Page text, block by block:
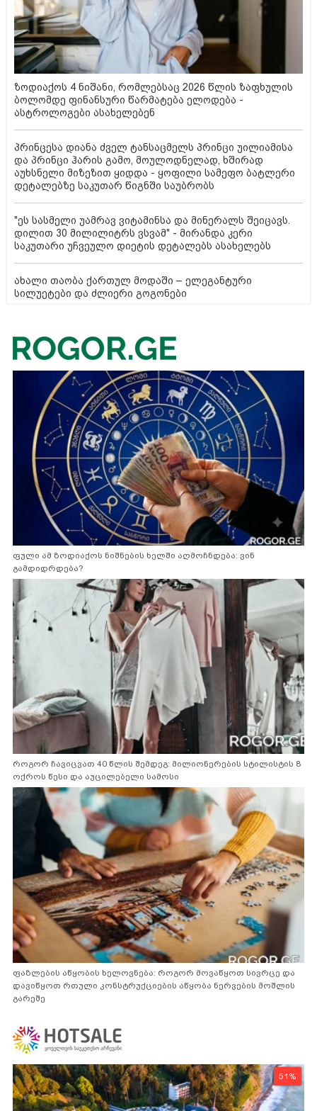
ზოდიაქოს 4 ნიშანი, რომლებსაც 2026 წლის ზაფხულის
ბოლომდე ფინანსური წარმატება ელოდება -
ასტროლოგები ასახელებენ
პრინცესა დიანა ძველ ტანსაცმელს პრინცი უილიამისა
და პრინცი ჰარის გამო, მოულოდნელად, ხშირად
აუხსნელი მიზეზით ყიდდა - ყოფილი სამეფო ბატლერი
დეტალებზე საკუთარ წიგნში საუბრობს
"ეს სასმელი უამრავ ვიტამინსა და მინერალს შეიცავს.
დილით 30 მილილიტრს ვსვამ" - მირანდა კერი
საკუთარი უჩვეულო დიეტის დეტალებს ასახელებს
ახალი თაობა ქართულ მოდაში – ელეგანტური
სილუეტები და ძლიერი გოგონები
ფული ამ ზოდიაქოს ნიშნების ხელში აღმოჩნდება: ვინ
გამდიდრდება?
როგორ ჩავიცვათ 40 წლის შემდეგ: მილიონერების სტილისტის 8
ოქროს წესი და აუცილებელი სამოსი
ფაზლების აწყობის ხელოვნება: როგორ მოვაწყოთ სივრცე და
დავიწყოთ რთული კონსტრუქციების აწყობა ნერვების მოშლის
გარეშე
51%